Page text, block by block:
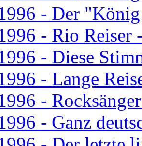
- Der
- Rio Reiser
- Diese
- Lange
-
- Ganz